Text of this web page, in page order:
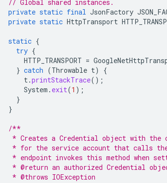
// Global shared instances.
private static final JsonFactory
private static HttpTransport
static {
try {
HTTP_TRANSPORT =
} catch (Throwable t)
{
t.printStackTrace();
System . exit(1 );
}
}
/**
* Creates a Credential object with the
* for the service account that calls
* endpoint invokes this method when
* @return an authorized Credential
   * @throws IOException